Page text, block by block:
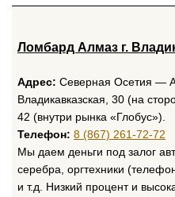
Ломбард Алмаз г.
Адрес: Северная Осетия —
Владикавказская, 30 (на
42 (внутри рынка «Глобус»).
Телефон: 8 (867) 261-72-72
Мы даем деньги под залог
серебра, оргтехники
и т.д. Низкий процент и